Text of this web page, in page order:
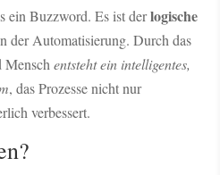
ein Buzzword. Es ist derlogische
der Automatisierung. Durch das
Menschentsteht ein intelligentes,
, das Prozesse nicht nur
verbessert.